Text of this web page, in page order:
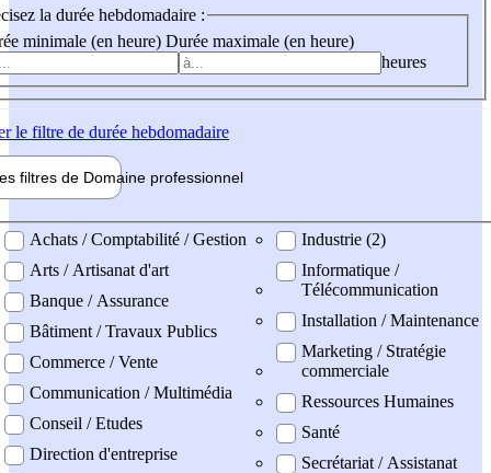
la durée hebdomadaire :
minimale (en heure) Durée maximale (en heure)
heures
le filtre de durée hebdomadaire
filtres de Domaine professionnel
professionel
Achats / Comptabilité / Gestion
Arts / Artisanat d'art
Banque / Assurance
Bâtiment / Travaux Publics
Commerce / Vente
Communication / Multimédia
Conseil / Etudes
Direction d'entreprise
Industrie (2)
Informatique /
Télécommunication
Installation / Maintenance
Marketing / Stratégie
commerciale
Ressources Humaines
Santé
Secrétariat / Assistanat